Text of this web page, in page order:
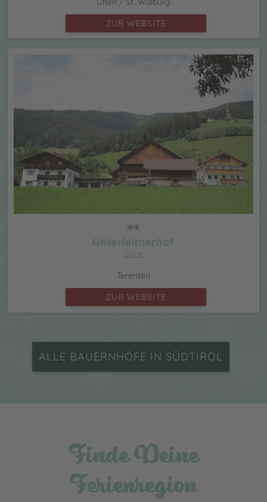
ZUR WEBSITE
Unterleitnerhof
CIN +
Terenten
ZUR WEBSITE
ALLE BAUERNHÖFE IN SÜDTIROL
Finde Deine
Ferienregion